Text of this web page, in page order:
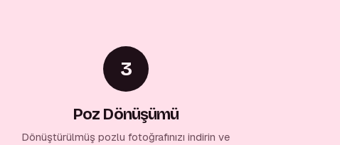
3
Poz Dönüşümü
Dönüştürülmüş pozlu fotoğrafınızı indirin ve